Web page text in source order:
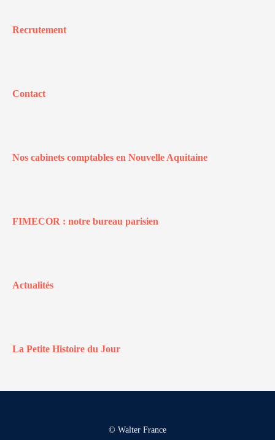
Recrutement
Contact
Nos cabinets comptables en Nouvelle Aquitaine
FIMECOR : notre bureau parisien
Actualités
La Petite Histoire du Jour
© Walter France